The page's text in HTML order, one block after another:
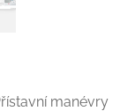
manévry